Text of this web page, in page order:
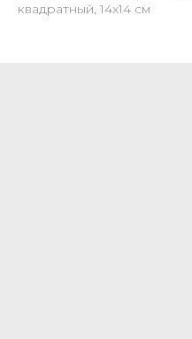
квадратный, 14х14 см